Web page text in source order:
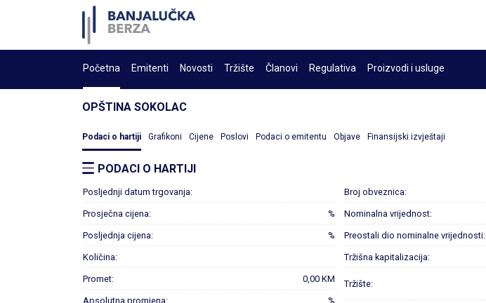
Početna Emitenti Novosti Tržište Članovi Regulativa Proizvodi i usluge
OPŠTINA SOKOLAC
Podaci o hartiji Grafikoni Cijene Poslovi Podaci o emitentu Objave Finansijski izvještaji
PODACI O HARTIJI
Posljednji datum trgovanja:
Prosječna cijena: %
Posljednja cijena: %
Količina:
Promet: 0,00 KM
Apsolutna promjena: %
Broj obveznica:
Nominalna vrijednost:
Preostali dio nominalne vrijednosti:
Tržišna kapitalizacija:
Tržište: